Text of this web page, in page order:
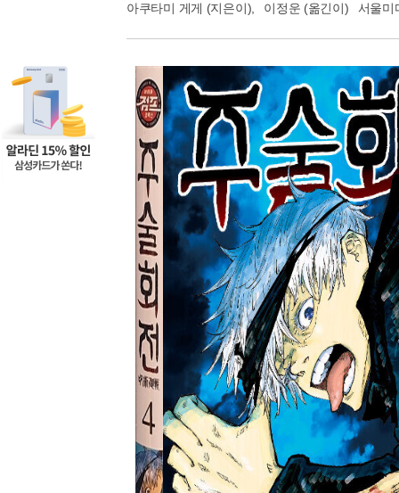
아쿠타미 게게 (지은이), 이정운 (옮긴이) 서울미